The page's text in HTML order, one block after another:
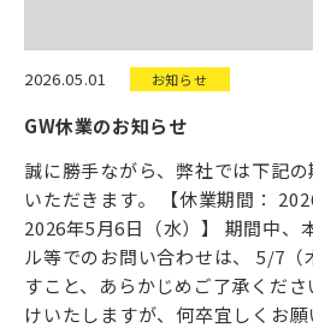
2026.05.01 お知らせ
GW休業のお知らせ
誠に勝手ながら、弊社では下記
いただきます。 【休業期間：
2026年5月6日（水）】 期間中、
ル等でのお問い合わせは、 5/7（
すこと、あらかじめご了承くだ
けいたしますが、何卒宜しくお願